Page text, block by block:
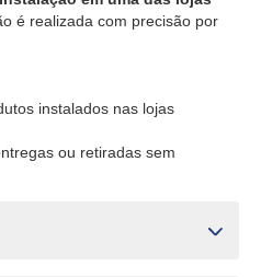
é realizada com precisão por
instalados nas lojas
ou retiradas sem